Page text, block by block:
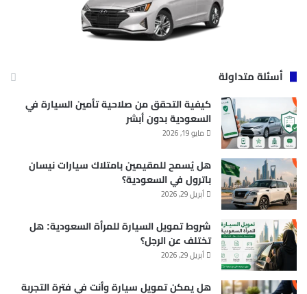
أسئلة متداولة
كيفية التحقق من صلاحية تأمين السيارة في
السعودية بدون أبشر
مايو 19, 2026
هل يُسمح للمقيمين بامتلاك سيارات نيسان
باترول في السعودية؟
أبريل 29, 2026
شروط تمويل السيارة للمرأة السعودية: هل
تختلف عن الرجل؟
أبريل 29, 2026
هل يمكن تمويل سيارة وأنت في فترة التجربة